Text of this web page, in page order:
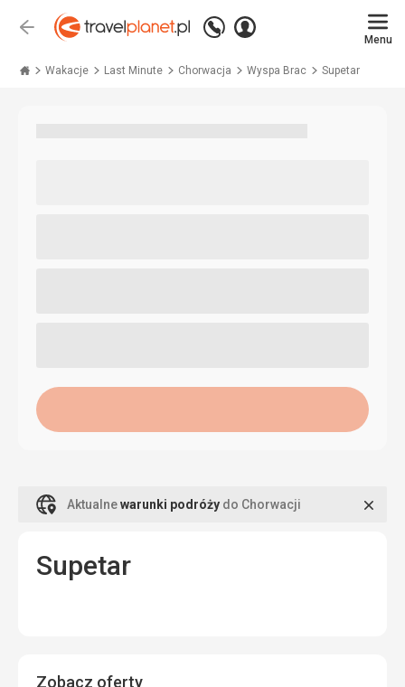
Wstecz
Zadzwoń
+48 71 771 76 55
Zaloguj
Menu
Wakacje Last Minute Chorwacja Wyspa Brac Supetar
Aktualnewarunki podróży do Chorwacji
Supetar
Zobacz oferty